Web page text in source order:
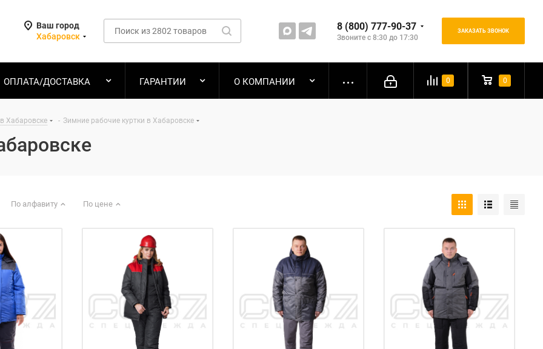
Ваш город
Хабаровск
8 (800) 777-90-37
Звоните с 8:30 до 17:30
ЗАКАЗАТЬ ЗВОНОК
0 0
ОПЛАТА/ДОСТАВКА ГАРАНТИИ О КОМПАНИИ
Хабаровске - Зимние рабочие куртки в Хабаровске
По алфавиту По цене